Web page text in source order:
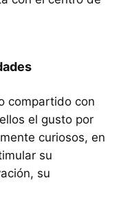
compartido con
el gusto por
curiosos, en
su
su